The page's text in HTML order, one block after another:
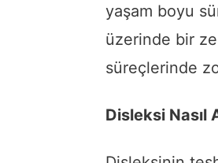
yaşam boyu
üzerinde bir
süreçlerinde
Disleksi Nasıl